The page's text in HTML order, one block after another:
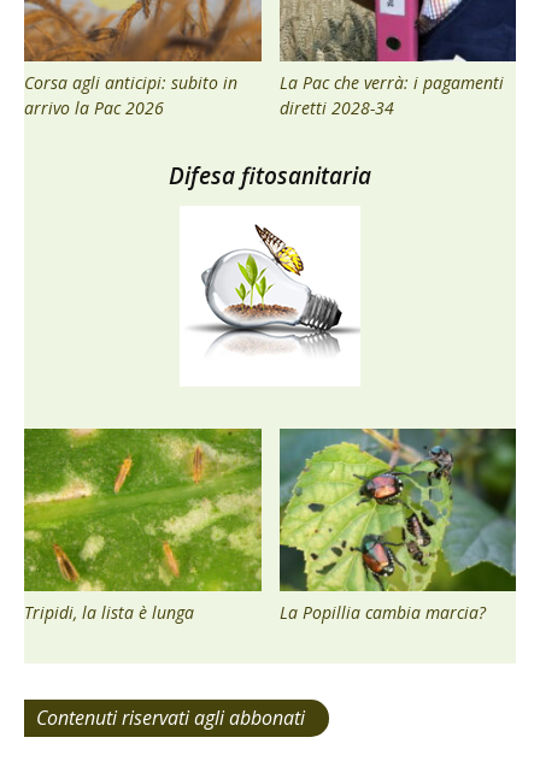
Corsa agli anticipi: subito in
arrivo la Pac 2026
La Pac che verrà: i pagamenti
diretti 2028-34
Difesa fitosanitaria
Tripidi, la lista è lunga La Popillia cambia marcia?
Contenuti riservati agli abbonati